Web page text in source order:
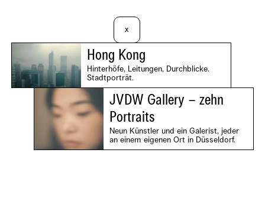
x
Hong Kong
Hinterhöfe, Leitungen, Durchblicke.
Stadtporträt.
JVDW Gallery – zehn
Portraits
Neun Künstler und ein Galerist, jeder
an einem eigenen Ort in Düsseldorf.